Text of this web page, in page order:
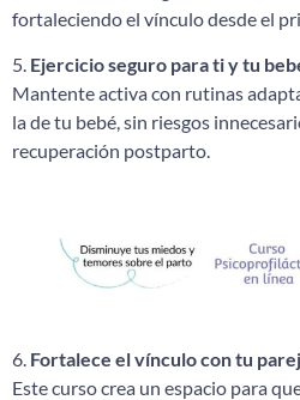
fortaleciendo el vínculo desde el
5. Ejercicio seguro para ti y tu
Mantente activa con rutinas
la de tu bebé, sin riesgos
recuperación postparto.
6. Fortalece el vínculo con tu
Este curso crea un espacio para